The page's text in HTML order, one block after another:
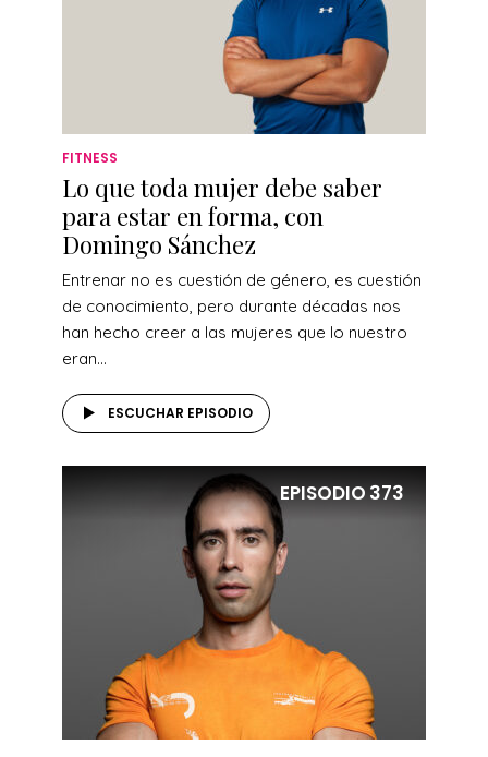
FITNESS
Lo que toda mujer debe saber
para estar en forma, con
Domingo Sánchez
Entrenar no es cuestión de género, es cuestión
de conocimiento, pero durante décadas nos
han hecho creer a las mujeres que lo nuestro
eran...
ESCUCHAR EPISODIO
EPISODIO373